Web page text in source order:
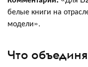
белые книги на
модели».
Что